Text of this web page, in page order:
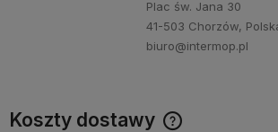
Plac św. Jana 30
41-503 Chorzów,
biuro@intermop.pl
Koszty dostawy